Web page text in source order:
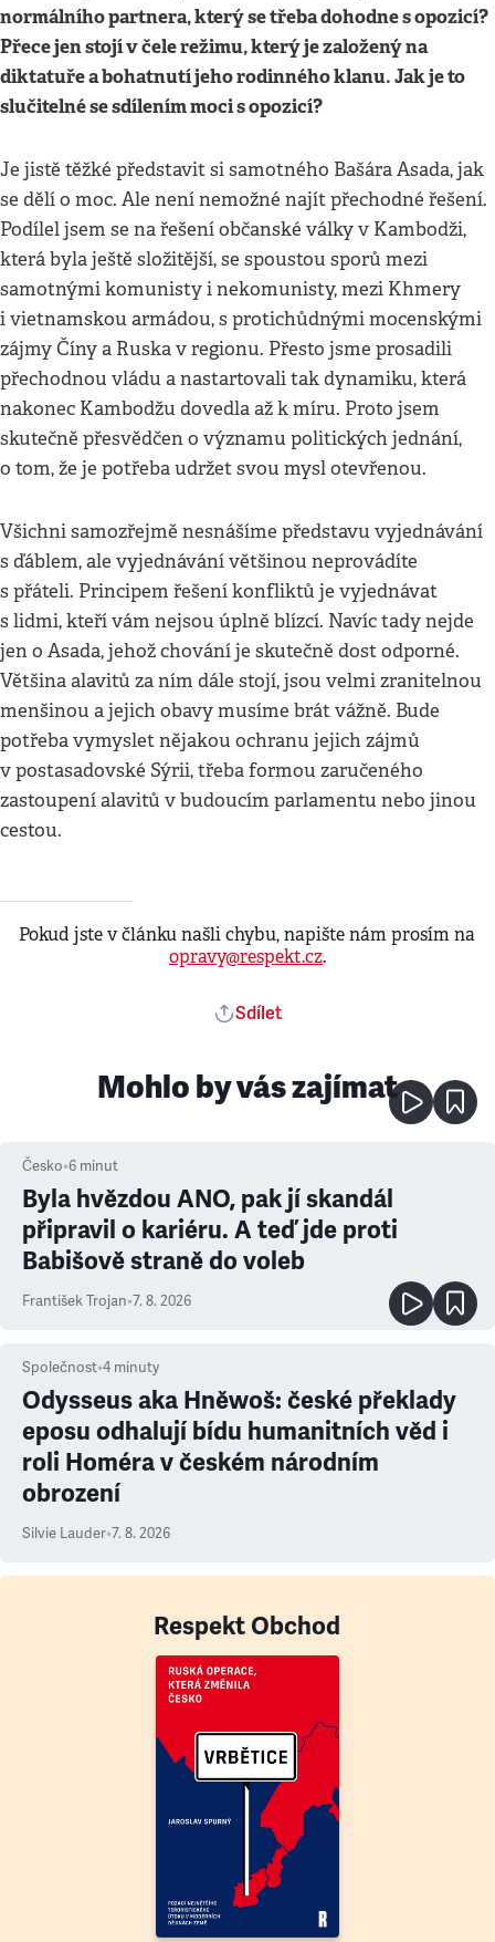
normálního partnera, který se třeba dohodne s opozicí?
Přece jen stojí v čele režimu, který je založený na
diktatuře a bohatnutí jeho rodinného klanu. Jak je to
slučitelné se sdílením moci s opozicí?
Je jistě těžké představit si samotného Bašára Asada, jak
se dělí o moc. Ale není nemožné najít přechodné řešení.
Podílel jsem se na řešení občanské války v Kambodži,
která byla ještě složitější, se spoustou sporů mezi
samotnými komunisty i nekomunisty, mezi Khmery
i vietnamskou armádou, s protichůdnými mocenskými
zájmy Číny a Ruska v regionu. Přesto jsme prosadili
přechodnou vládu a nastartovali tak dynamiku, která
nakonec Kambodžu dovedla až k míru. Proto jsem
skutečně přesvědčen o významu politických jednání,
o tom, že je potřeba udržet svou mysl otevřenou.
Všichni samozřejmě nesnášíme představu vyjednávání
s ďáblem, ale vyjednávání většinou neprovádíte
s přáteli. Principem řešení konfliktů je vyjednávat
s lidmi, kteří vám nejsou úplně blízcí. Navíc tady nejde
jen o Asada, jehož chování je skutečně dost odporné.
Většina alavitů za ním dále stojí, jsou velmi zranitelnou
menšinou a jejich obavy musíme brát vážně. Bude
potřeba vymyslet nějakou ochranu jejich zájmů
v postasadovské Sýrii, třeba formou zaručeného
zastoupení alavitů v budoucím parlamentu nebo jinou
cestou.
Pokud jste v článku našli chybu, napište nám prosím na
opravy@respekt.cz.
Sdílet
Mohlo by vás zajímat
Česko•6 minut
Byla hvězdou ANO, pak jí skandál
připravil o kariéru. A teď jde proti
Babišově straně do voleb
František Trojan•7. 8. 2026
Společnost•4 minuty
Odysseus aka Hněwoš: české překlady
eposu odhalují bídu humanitních věd i
roli Homéra v českém národním
obrození
Silvie Lauder•7. 8. 2026
Respekt Obchod